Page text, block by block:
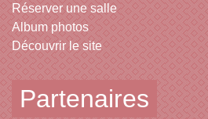
Réserver une salle
Album photos
Découvrir le site
Partenaires